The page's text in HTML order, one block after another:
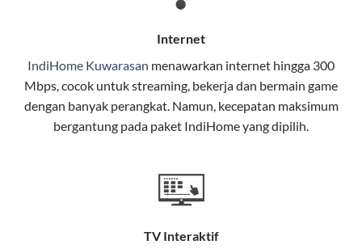
stabil, dan memiliki berbagai pilihan paket IndiHome
Selain internet, layanan IndiHome juga mencakup TV
interaktif (IndiHome TV) dan telepon rumah dalam
satu paket.
Teknologi di Balik WiFi IndiHome
Wifi IndiHome menggunakan teknologi Fiber To The
menggunakan kabel serat optik hingga ke rumah
Internet
IndiHome Kuwarasan menawarkan internet hingga 300
Mbps, cocok untuk streaming, bekerja dan bermain game
dengan banyak perangkat. Namun, kecepatan maksimum
bergantung pada paket IndiHome yang dipilih.
TV Interaktif